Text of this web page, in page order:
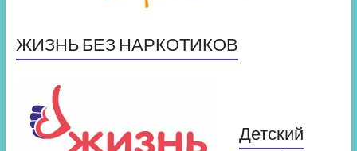
ЖИЗНЬ БЕЗ НАРКОТИКОВ
Детский